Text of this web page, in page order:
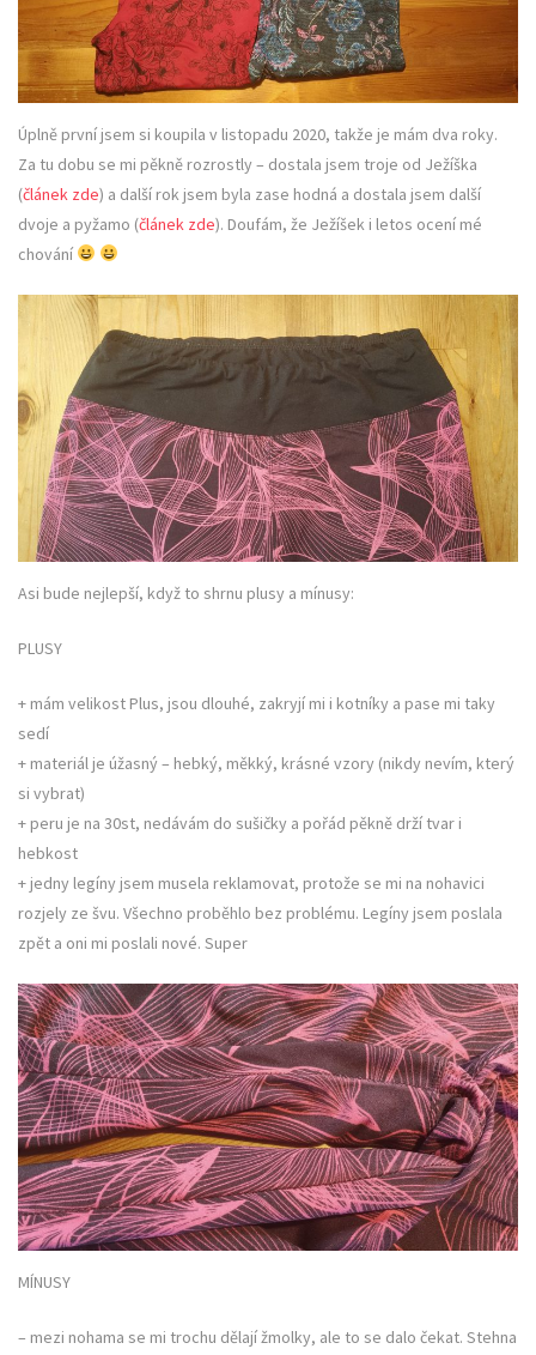
Úplně první jsem si koupila v listopadu 2020, takže je mám dva roky.
Za tu dobu se mi pěkně rozrostly – dostala jsem troje od Ježíška
(článek zde) a další rok jsem byla zase hodná a dostala jsem další
dvoje a pyžamo (článek zde). Doufám, že Ježíšek i letos ocení mé
chování
Asi bude nejlepší, když to shrnu plusy a mínusy:
PLUSY
+ mám velikost Plus, jsou dlouhé, zakryjí mi i kotníky a pase mi taky
sedí
+ materiál je úžasný – hebký, měkký, krásné vzory (nikdy nevím, který
si vybrat)
+ peru je na 30st, nedávám do sušičky a pořád pěkně drží tvar i
hebkost
+ jedny legíny jsem musela reklamovat, protože se mi na nohavici
rozjely ze švu. Všechno proběhlo bez problému. Legíny jsem poslala
zpět a oni mi poslali nové. Super
MÍNUSY
– mezi nohama se mi trochu dělají žmolky, ale to se dalo čekat. Stehna